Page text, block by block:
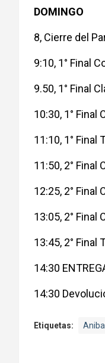
DOMINGO
8, Cierre del
9:10, 1° Final
9.50, 1° Final
10:30, 1° Final
11:10, 1° Final
11:50, 2° Final
12:25, 2° Final
13:05, 2° Final
13:45, 2° Final
14:30
14:30
Etiquetas: